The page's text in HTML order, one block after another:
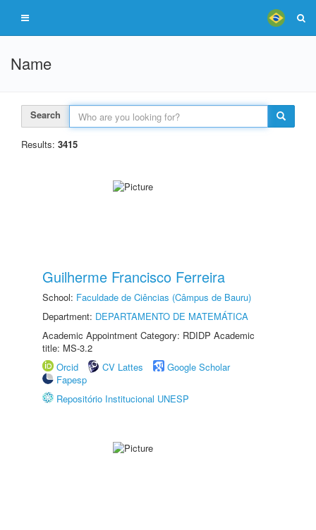
Name
Search
Results: 3415
Guilherme Francisco Ferreira
School: Faculdade de Ciências (Câmpus de Bauru)
Department: DEPARTAMENTO DE MATEMÁTICA
Academic Appointment Category: RDIDP Academic
title: MS-3.2
Orcid
CV Lattes
Google Scholar
Fapesp
Repositório Institucional UNESP